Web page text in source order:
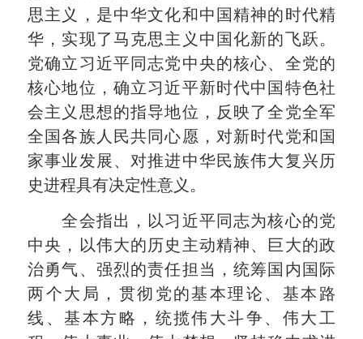
思主义，是中华文化和中国精神的时代精
华，实现了马克思主义中国化新的飞跃。
党确立习近平同志党中央的核心、全党的
核心地位，确立习近平新时代中国特色社
会主义思想的指导地位，反映了全党全军
全国各族人民共同心愿，对新时代党和国
家事业发展、对推进中华民族伟大复兴历
史进程具有决定性意义。
全会指出，以习近平同志为核心的党
中央，以伟大的历史主动精神、巨大的政
治勇气、强烈的责任担当，统筹国内国际
两个大局，贯彻党的基本理论、基本路
线、基本方略，统揽伟大斗争、伟大工